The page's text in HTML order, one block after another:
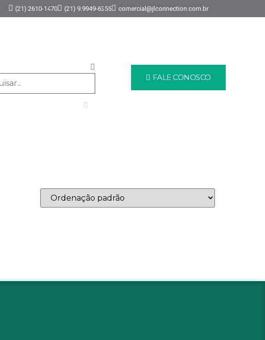
(21) 2610-1470 (21) 9.9949-6355 comercial@jlconnection.com.br
FALE CONOSCO